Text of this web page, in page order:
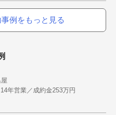
例をもっと見る
年営業／成約金253万円